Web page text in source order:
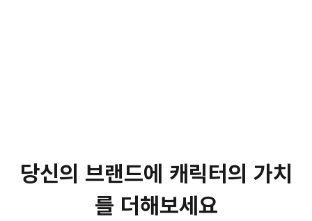
당신의 브랜드에 캐릭터의 가치
를 더해보세요